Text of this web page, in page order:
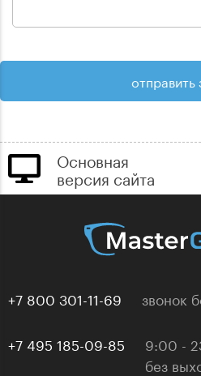
Основная
версия сайта
+7 800 301-11-69 звонок
+7 495 185-09-85
9:00 -
без